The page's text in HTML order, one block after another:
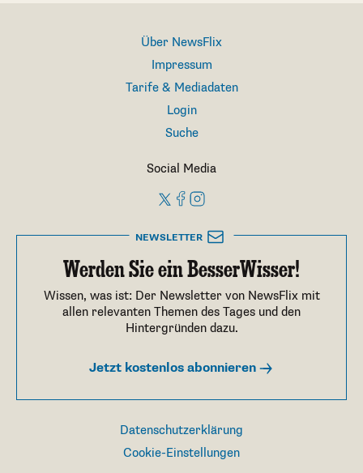
Über NewsFlix
Impressum
Tarife & Mediadaten
Login
Suche
Social Media
NEWSLETTER
Werden Sie ein BesserWisser!
Wissen, was ist: Der Newsletter von NewsFlix mit
allen relevanten Themen des Tages und den
Hintergründen dazu.
Jetzt kostenlos abonnieren
Datenschutzerklärung
Cookie-Einstellungen